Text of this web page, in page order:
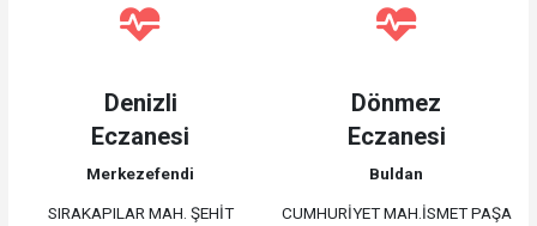
Denizli
Eczanesi
Merkezefendi
SIRAKAPILAR MAH. ŞEHİT
Dönmez
Eczanesi
Buldan
CUMHURİYET MAH.İSMET PAŞA